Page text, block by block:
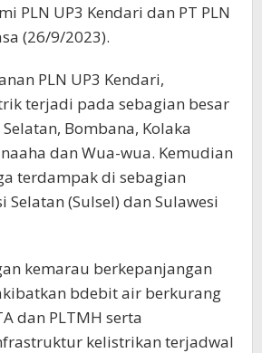
PLN UP3 Kendari dan PT PLN
(26/9/2023).
PLN UP3 Kendari,
terjadi pada sebagian besar
Bombana, Kolaka
dan Wua-wua. Kemudian
terdampak di sebagian
Selatan (Sulsel) dan Sulawesi
kemarau berkepanjangan
bdebit air berkurang
dan PLTMH serta
kelistrikan terjadwal